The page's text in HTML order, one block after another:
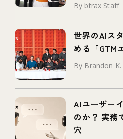
By btrax Staff
世界のAIス
める「GTM
By Brandon K.
AIユーザー
のか？ 実務
穴